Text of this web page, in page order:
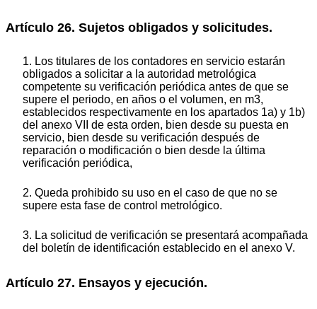
Artículo 26. Sujetos obligados y solicitudes.
1. Los titulares de los contadores en servicio estarán
obligados a solicitar a la autoridad metrológica
competente su verificación periódica antes de que se
supere el periodo, en años o el volumen, en m3,
establecidos respectivamente en los apartados 1a) y 1b)
del anexo VII de esta orden, bien desde su puesta en
servicio, bien desde su verificación después de
reparación o modificación o bien desde la última
verificación periódica,
2. Queda prohibido su uso en el caso de que no se
supere esta fase de control metrológico.
3. La solicitud de verificación se presentará acompañada
del boletín de identificación establecido en el anexo V.
Artículo 27. Ensayos y ejecución.